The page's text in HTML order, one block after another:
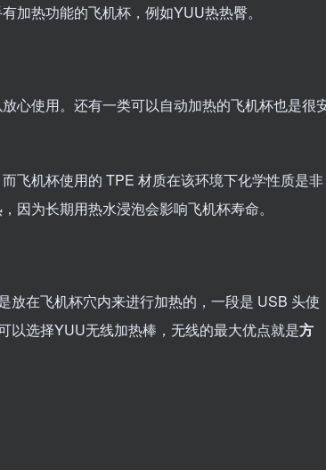
加热功能的飞机杯，例如YUU热热臀。
心使用。还有一类可以自动加热的飞机杯也是很
飞机杯使用的 TPE 材质在该环境下化学性质是非
因为长期用热水浸泡会影响飞机杯寿命。
放在飞机杯穴内来进行加热的，一段是 USB 头使
以选择YUU无线加热棒，无线的最大优点就是方